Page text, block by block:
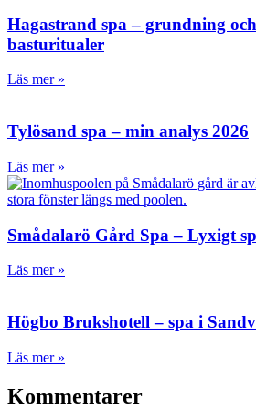
Hagastrand spa – grundning
basturitualer
Läs mer »
Tylösand spa – min analys 2026
Läs mer »
Smådalarö Gård Spa – Lyxigt
Läs mer »
Högbo Brukshotell – spa i
Läs mer »
Kommentarer